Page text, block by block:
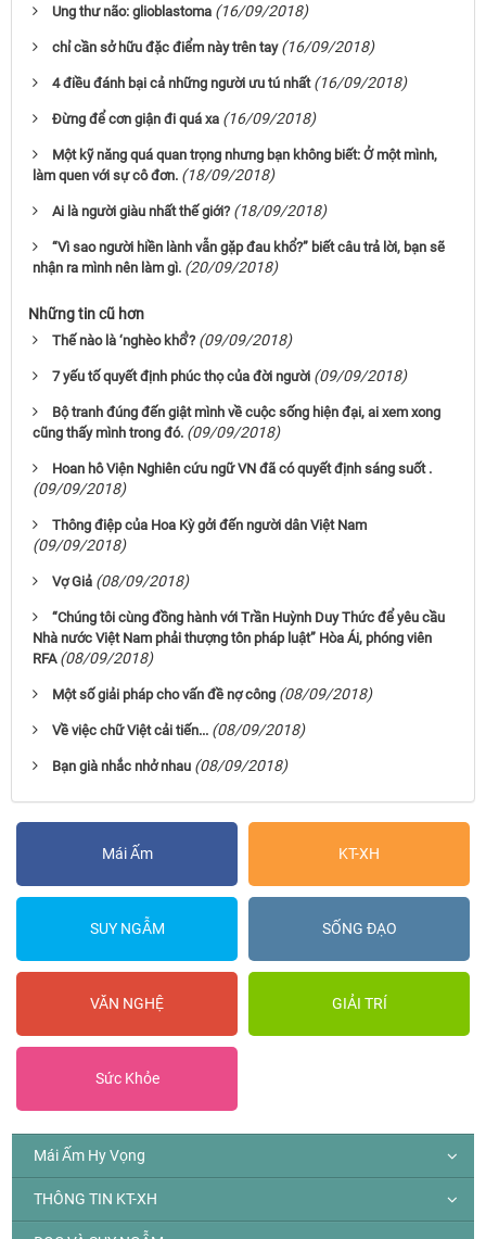
Ung thư não: glioblastoma (16/09/2018)
chỉ cần sở hữu đặc điểm này trên tay (16/09/2018)
4 điều đánh bại cả những người ưu tú nhất (16/09/2018)
Đừng để cơn giận đi quá xa (16/09/2018)
Một kỹ năng quá quan trọng nhưng bạn không biết: Ở một mình,
làm quen với sự cô đơn. (18/09/2018)
Ai là người giàu nhất thế giới? (18/09/2018)
“Vì sao người hiền lành vẫn gặp đau khổ?” biết câu trả lời, bạn sẽ
nhận ra mình nên làm gì. (20/09/2018)
Những tin cũ hơn
Thế nào là ‘nghèo khổ’? (09/09/2018)
7 yếu tố quyết định phúc thọ của đời người (09/09/2018)
Bộ tranh đúng đến giật mình về cuộc sống hiện đại, ai xem xong
cũng thấy mình trong đó. (09/09/2018)
Hoan hô Viện Nghiên cứu ngữ VN đã có quyết định sáng suốt .
(09/09/2018)
Thông điệp của Hoa Kỳ gởi đến người dân Việt Nam
(09/09/2018)
Vợ Giả (08/09/2018)
“Chúng tôi cùng đồng hành với Trần Huỳnh Duy Thức để yêu cầu
Nhà nước Việt Nam phải thượng tôn pháp luật” Hòa Ái, phóng viên
RFA (08/09/2018)
Một số giải pháp cho vấn đề nợ công (08/09/2018)
Về việc chữ Việt cải tiến... (08/09/2018)
Bạn già nhắc nhở nhau (08/09/2018)
Mái Ấm KT-XH
SUY NGẪM SỐNG ĐẠO
VĂN NGHỆ GIẢI TRÍ
Sức Khỏe
Mái Ấm Hy Vọng
THÔNG TIN KT-XH